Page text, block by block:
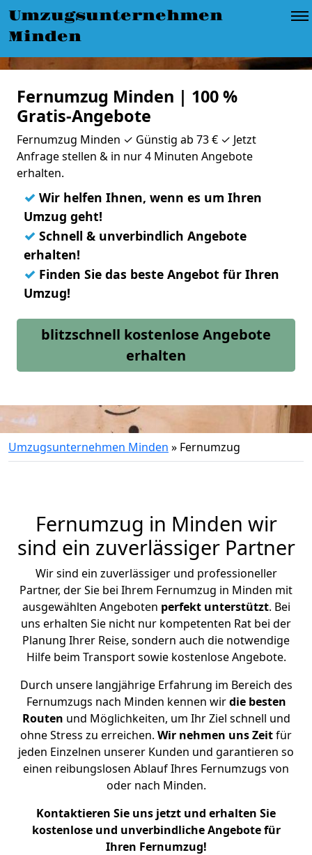
Umzugsunternehmen
Minden
Fernumzug Minden | 100 %
Gratis-Angebote
Fernumzug Minden ✓ Günstig ab 73 € ✓ Jetzt
Anfrage stellen & in nur 4 Minuten Angebote
erhalten.
✓ Wir helfen Ihnen, wenn es um Ihren
Umzug geht!
✓ Schnell & unverbindlich Angebote
erhalten!
✓ Finden Sie das beste Angebot für Ihren
Umzug!
blitzschnell kostenlose Angebote
erhalten
Umzugsunternehmen Minden » Fernumzug
Fernumzug in Minden wir
sind ein zuverlässiger Partner
Wir sind ein zuverlässiger und professioneller
Partner, der Sie bei Ihrem Fernumzug in Minden mit
ausgewählten Angeboten perfekt unterstützt. Bei
uns erhalten Sie nicht nur kompetenten Rat bei der
Planung Ihrer Reise, sondern auch die notwendige
Hilfe beim Transport sowie kostenlose Angebote.
Durch unsere langjährige Erfahrung im Bereich des
Fernumzugs nach Minden kennen wirdie besten
Routen und Möglichkeiten, um Ihr Ziel schnell und
ohne Stress zu erreichen. Wir nehmen uns Zeitfür
jeden Einzelnen unserer Kunden und garantieren so
einen reibungslosen Ablauf Ihres Fernumzugs von
oder nach Minden.
Kontaktieren Sie uns jetzt und erhalten Sie
kostenlose und unverbindliche Angebote für
Ihren Fernumzug!